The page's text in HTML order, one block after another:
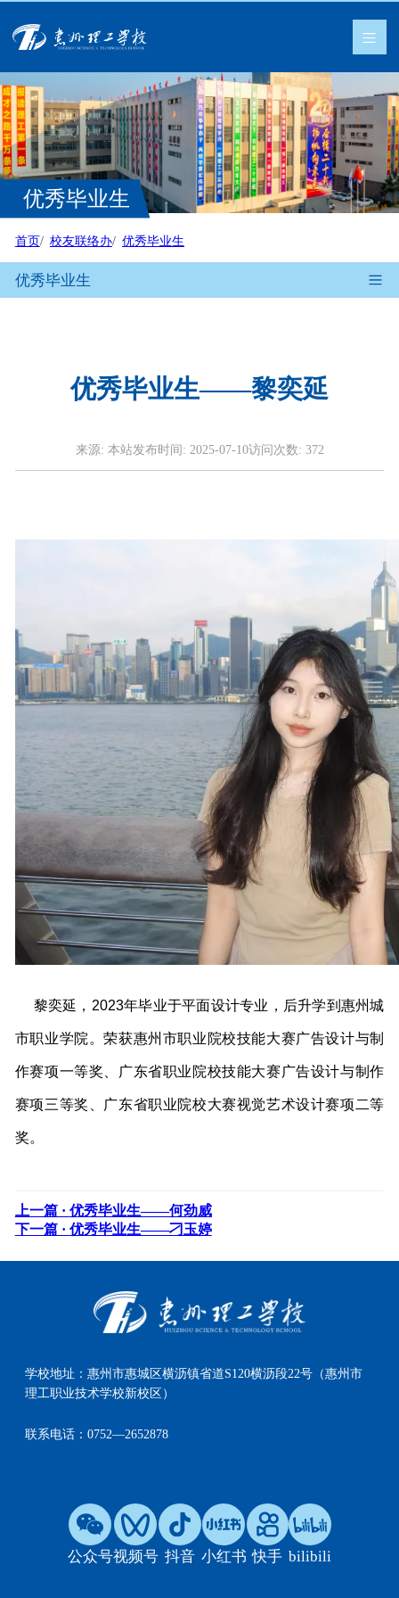
优秀毕业生
首页 校友联络办 优秀毕业生
优秀毕业生
优秀毕业生——黎奕延
来源: 本站发布时间: 2025-07-10访问次数: 372
黎奕延， 2023年毕业于平面设计专业，后升学到惠州城
市职业学院。荣获惠州市职业院校技能大赛广告设计与制
作赛项一等奖、广东省职业院校技能大赛广告设计与制作
赛项三等奖、广东省职业院校大赛视觉艺术设计赛项二等
奖。
上一篇 · 优秀毕业生——何劲威
下一篇 · 优秀毕业生——刁玉婷
学校地址：惠州市惠城区横沥镇省道S120横沥段22号（惠州市
理工职业技术学校新校区）
联系电话：0752—2652878
公众号视频号 抖音 小红书 快手 bilibili